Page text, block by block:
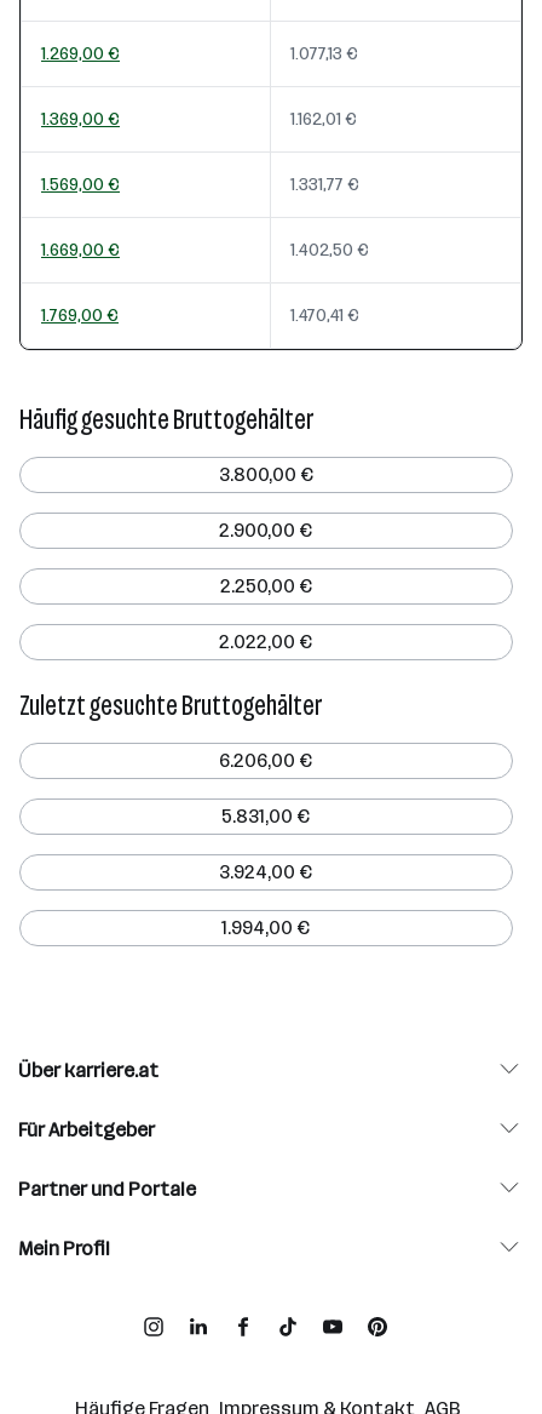
1.269,00 € 1.077,13 €
1.369,00 € 1.162,01 €
1.569,00 € 1.331,77 €
1.669,00 € 1.402,50 €
1.769,00 € 1.470,41 €
Häufig gesuchte Bruttogehälter
3.800,00 €
2.900,00 €
2.250,00 €
2.022,00 €
Zuletzt gesuchte Bruttogehälter
6.206,00 €
5.831,00 €
3.924,00 €
1.994,00 €
Über karriere.at
Für Arbeitgeber
Partner und Portale
Mein Profil
Häufige Fragen Impressum & Kontakt AGB